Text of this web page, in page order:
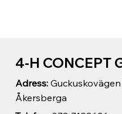
Adress:
Åkersberga
4-H CONCEPT